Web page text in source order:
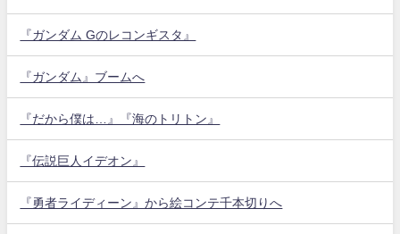
『ガンダム Gのレコンギスタ』
『ガンダム』ブームへ
『だから僕は…』『海のトリトン』
『伝説巨人イデオン』
『勇者ライディーン』から絵コンテ千本切りへ